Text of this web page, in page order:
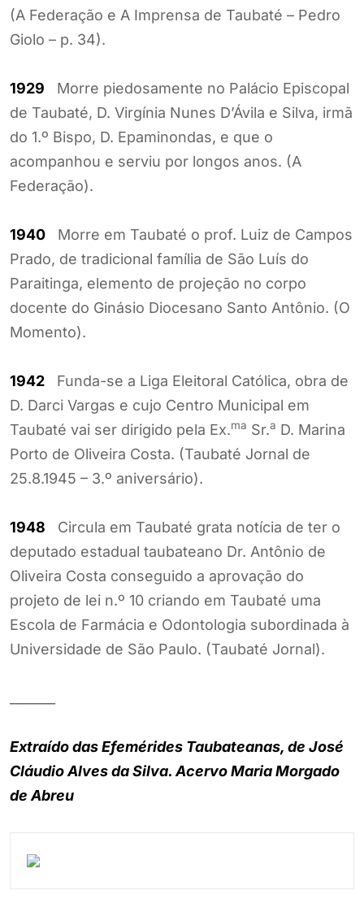
(A Federação e A Imprensa de Taubaté – Pedro
Giolo – p. 34).
1929 Morre piedosamente no Palácio Episcopal
de Taubaté, D. Virgínia Nunes D’Ávila e Silva, irmã
do 1.º Bispo, D. Epaminondas, e que o
acompanhou e serviu por longos anos. (A
Federação).
1940 Morre em Taubaté o prof. Luiz de Campos
Prado, de tradicional família de São Luís do
Paraitinga, elemento de projeção no corpo
docente do Ginásio Diocesano Santo Antônio. (O
Momento).
1942 Funda-se a Liga Eleitoral Católica, obra de
D. Darci Vargas e cujo Centro Municipal em
Taubaté vai ser dirigido pela Ex.ma Sr.a D. Marina
Porto de Oliveira Costa. (Taubaté Jornal de
25.8.1945 – 3.º aniversário).
1948 Circula em Taubaté grata notícia de ter o
deputado estadual taubateano Dr. Antônio de
Oliveira Costa conseguido a aprovação do
projeto de lei n.º 10 criando em Taubaté uma
Escola de Farmácia e Odontologia subordinada à
Universidade de São Paulo. (Taubaté Jornal).
Extraído das Efemérides Taubateanas, de José
Cláudio Alves da Silva. Acervo Maria Morgado
de Abreu